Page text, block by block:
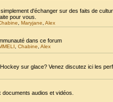
d'échanger sur des faits de
pour vous.
Maryjane Alex
dans ce forum
Chabine Alex
sur glace? Venez discutez ici les
audios et vidéos.